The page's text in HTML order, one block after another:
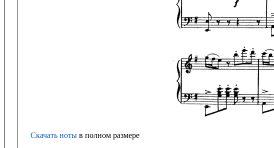
Скачать нотыв полном размере